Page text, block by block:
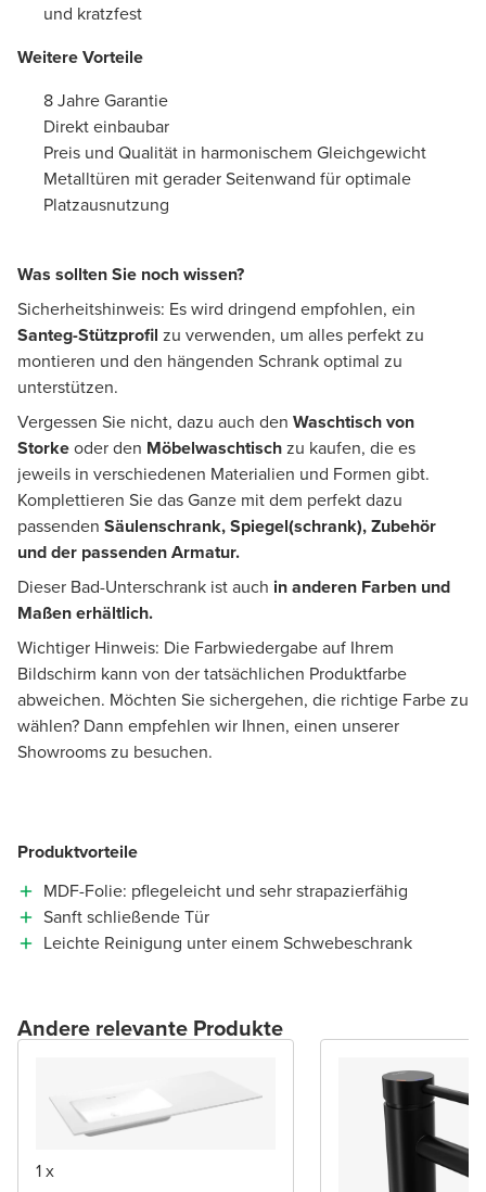
und kratzfest
Weitere Vorteile
8 Jahre Garantie
Direkt einbaubar
Preis und Qualität in harmonischem Gleichgewicht
Metalltüren mit gerader Seitenwand für optimale
Platzausnutzung
Was sollten Sie noch wissen?
Sicherheitshinweis: Es wird dringend empfohlen, ein
Santeg-Stützprofil zu verwenden, um alles perfekt zu
montieren und den hängenden Schrank optimal zu
unterstützen.
Vergessen Sie nicht, dazu auch den Waschtisch von
Storkeoder den Möbelwaschtischzu kaufen, die es
jeweils in verschiedenen Materialien und Formen gibt.
Komplettieren Sie das Ganze mit dem perfekt dazu
passenden Säulenschrank, Spiegel(schrank), Zubehör
und der passenden Armatur.
Dieser Bad-Unterschrank ist auch in anderen Farben und
Maßen erhältlich.
Wichtiger Hinweis: Die Farbwiedergabe auf Ihrem
Bildschirm kann von der tatsächlichen Produktfarbe
abweichen. Möchten Sie sichergehen, die richtige Farbe zu
wählen? Dann empfehlen wir Ihnen, einen unserer
Showrooms zu besuchen.
Produktvorteile
MDF-Folie: pflegeleicht und sehr strapazierfähig
Sanft schließende Tür
Leichte Reinigung unter einem Schwebeschrank
Andere relevante Produkte
1 x